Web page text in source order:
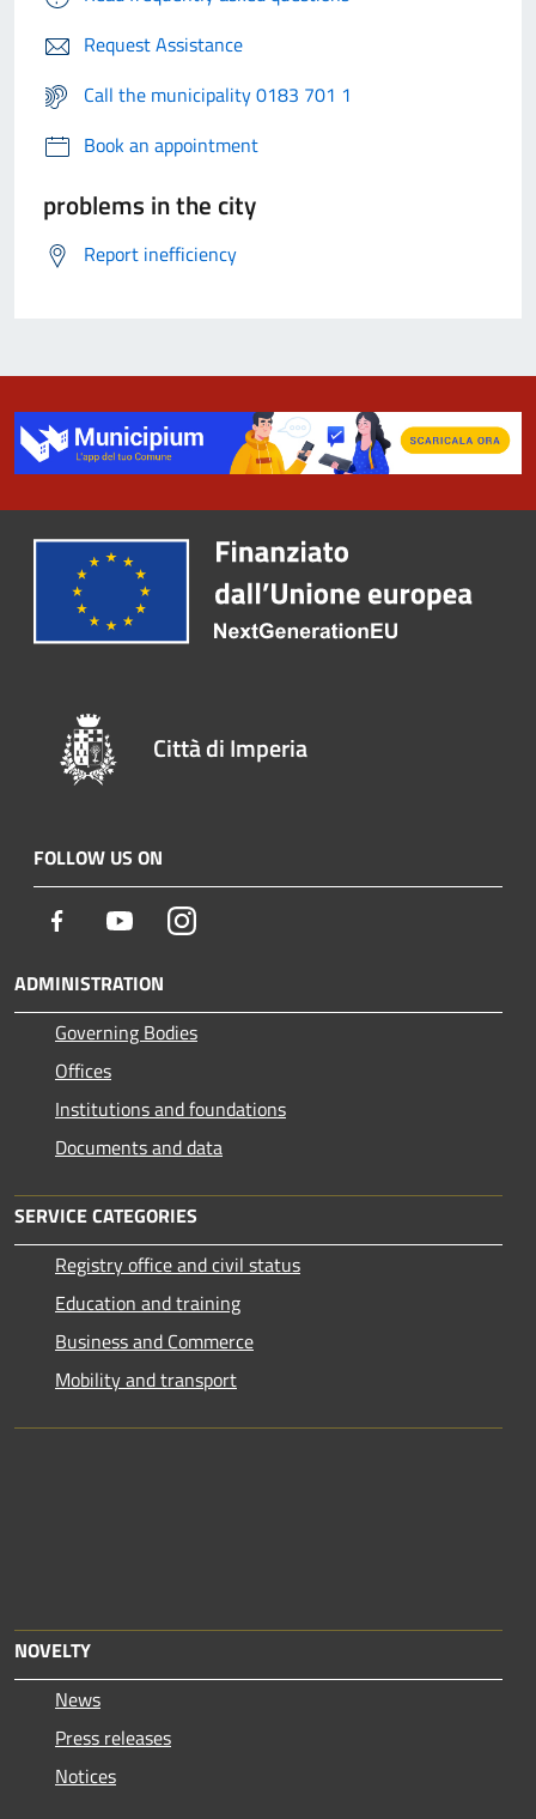
Request Assistance
Call the municipality 0183 701 1
Book an appointment
problems in the city
Report inefficiency
Città di Imperia
FOLLOW US ON
Facebook YoutubeInstagram
ADMINISTRATION
Governing Bodies
Offices
Institutions and foundations
Documents and data
SERVICE CATEGORIES
Registry office and civil status
Education and training
Business and Commerce
Mobility and transport
NOVELTY
News
Press releases
Notices